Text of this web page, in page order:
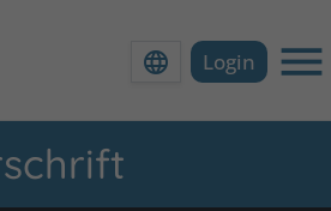
Login